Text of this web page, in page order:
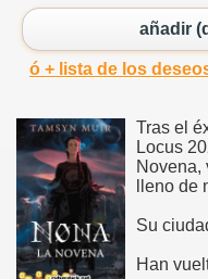
añadir
ó + lista de los
Tras el
Locus
Novena,
lleno de
Su
Han